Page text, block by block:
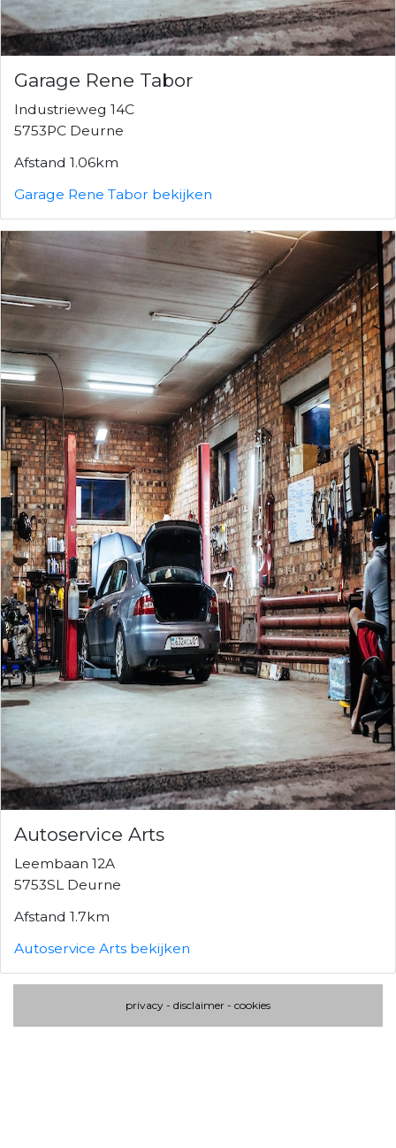
Garage Rene Tabor
Industrieweg 14C
5753PC Deurne
Afstand 1.06km
Garage Rene Tabor bekijken
Autoservice Arts
Leembaan 12A
5753SL Deurne
Afstand 1.7km
Autoservice Arts bekijken
privacy - disclaimer - cookies